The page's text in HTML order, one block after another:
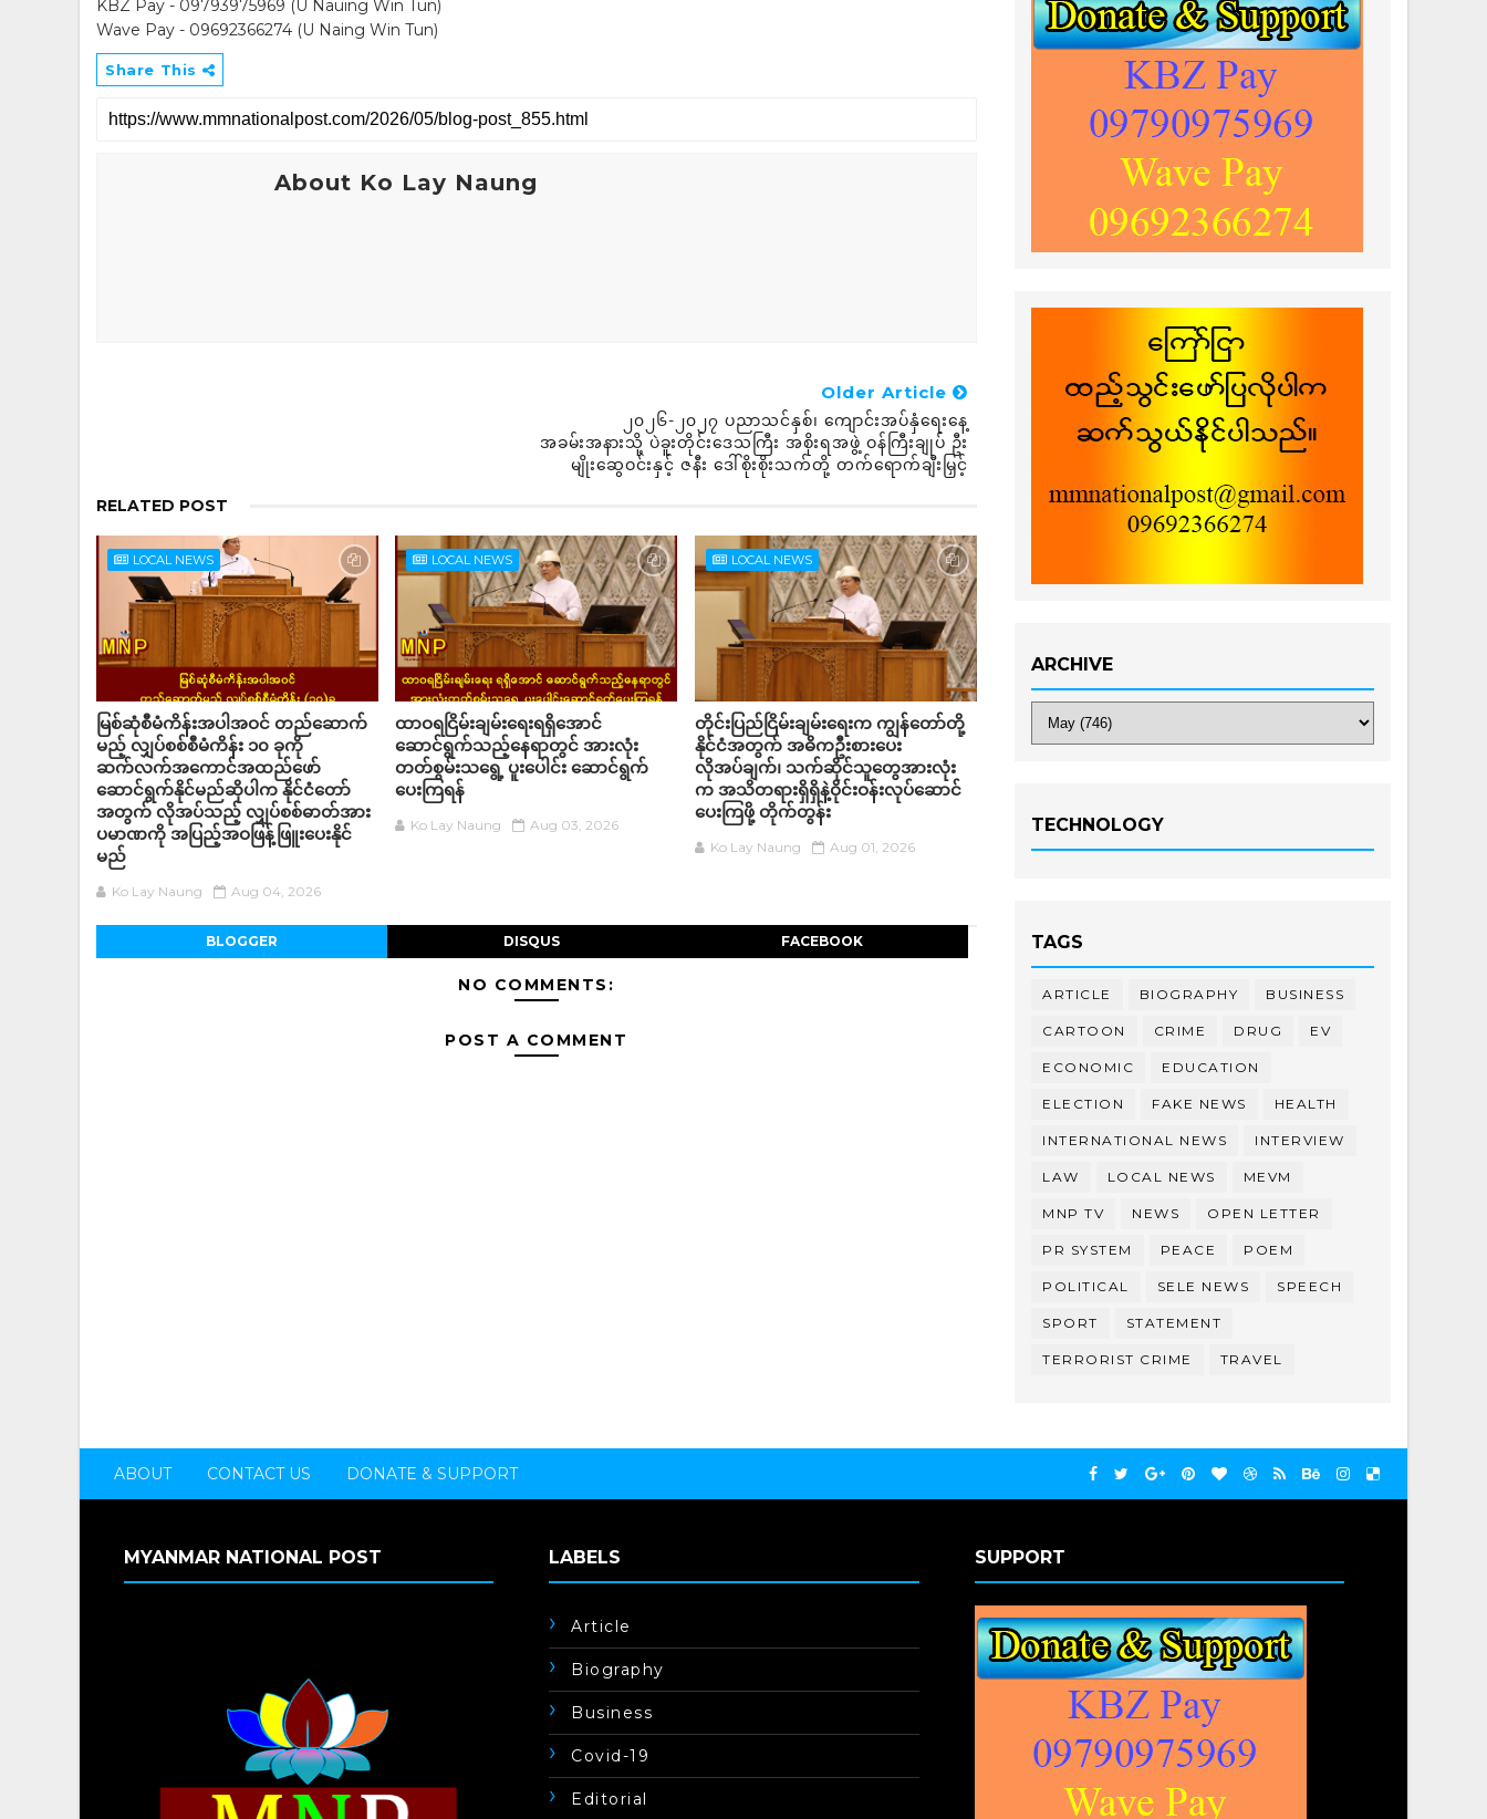
KBZ Pay - 09793975969 (U Nauing Win Tun)
Wave Pay - 09692366274 (U Naing Win Tun)
Share This
About Ko Lay Naung
Older Article
၂၀၂၆-၂၀၂၇ ပညာသင်နှစ်၊ ကျောင်းအပ်နှံရေးနေ့
အခမ်းအနားသို့ ပဲခူးတိုင်းဒေသကြီး အစိုးရအဖွဲ့ ဝန်ကြီးချုပ် ဦး
မျိုးဆွေဝင်းနှင့် ဇနီး ဒေါ်စိုးစိုးသက်တို့ တက်ရောက်ချီးမြှင့်
RELATED POST
LOCAL NEWS
မြစ်ဆုံစီမံကိန်းအပါအဝင် တည်ဆောက်
မည့် လျှပ်စစ်စီမံကိန်း ၁၀ ခုကို
ဆက်လက်အကောင်အထည်ဖော်
ဆောင်ရွက်နိုင်မည်ဆိုပါက နိုင်ငံတော်
အတွက် လိုအပ်သည့် လျှပ်စစ်ဓာတ်အား
ပမာဏကို အပြည့်အဝဖြန့်ဖြူးပေးနိုင်
မည်
Ko Lay Naung Aug 04, 2026
LOCAL NEWS
ထာဝရငြိမ်းချမ်းရေးရရှိအောင်
ဆောင်ရွက်သည့်နေရာတွင် အားလုံး
တတ်စွမ်းသရွေ့ ပူးပေါင်း ဆောင်ရွက်
ပေးကြရန်
Ko Lay Naung Aug 03, 2026
LOCAL NEWS
တိုင်းပြည်ငြိမ်းချမ်းရေးက ကျွန်တော်တို့
နိုင်ငံအတွက် အဓိကဦးစားပေး
လိုအပ်ချက်၊ သက်ဆိုင်သူတွေအားလုံး
က အသိတရားရှိရှိနဲ့ဝိုင်းဝန်းလုပ်ဆောင်
ပေးကြဖို့ တိုက်တွန်း
Ko Lay Naung Aug 01, 2026
BLOGGER DISQUS FACEBOOK
NO COMMENTS:
POST A COMMENT
ARCHIVE
TECHNOLOGY
TAGS
ARTICLE BIOGRAPHY BUSINESS
CARTOON CRIME DRUG EV
ECONOMIC EDUCATION
ELECTION FAKE NEWS HEALTH
INTERNATIONAL NEWS INTERVIEW
LAW LOCAL NEWS MEVM
MNP TV NEWS OPEN LETTER
PR SYSTEM PEACE POEM
POLITICAL SELE NEWS SPEECH
SPORT STATEMENT
TERRORIST CRIME TRAVEL
ABOUT CONTACT US DONATE & SUPPORT
MYANMAR NATIONAL POST LABELS
Article
Biography
Business
Covid-19
Editorial
SUPPORT